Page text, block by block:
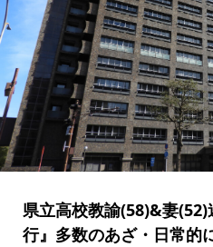
県立高校教諭(58)&妻
行』多数のあざ・日常